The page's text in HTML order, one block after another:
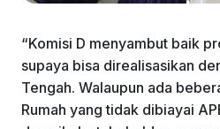
“Komisi D menyambut baik
supaya bisa direalisasikan
Tengah. Walaupun ada
Rumah yang tidak dibiayai